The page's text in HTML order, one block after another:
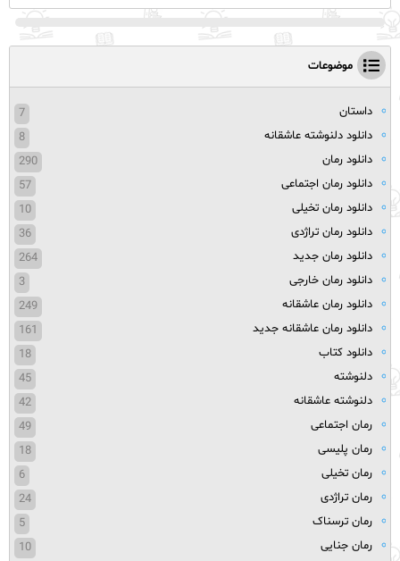
موضوعات
داستان
7
دانلود دلنوشته عاشقانه
8
دانلود رمان
290
دانلود رمان اجتماعی
57
دانلود رمان تخیلی
10
دانلود رمان تراژدی
36
دانلود رمان جدید
264
دانلود رمان خارجی
3
دانلود رمان عاشقانه
249
دانلود رمان عاشقانه جدید
161
دانلود کتاب
18
دلنوشته
45
دلنوشته عاشقانه
42
رمان اجتماعی
49
رمان پلیسی
18
رمان تخیلی
6
رمان تراژدی
24
رمان ترسناک
5
رمان جنایی
10